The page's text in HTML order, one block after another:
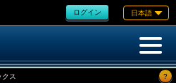
ログイン 日本語
ス ?